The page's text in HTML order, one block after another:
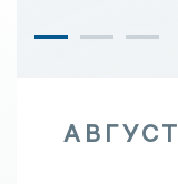
АВГУСТ